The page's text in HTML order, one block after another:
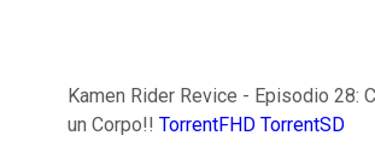
Kamen Rider Revice - Episodio 28:
un Corpo!! TorrentFHD TorrentSD